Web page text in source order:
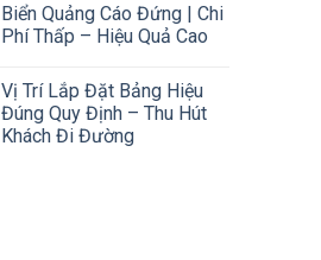
Biển Quảng Cáo Đứng | Chi
Phí Thấp – Hiệu Quả Cao
Vị Trí Lắp Đặt Bảng Hiệu
Đúng Quy Định – Thu Hút
Khách Đi Đường